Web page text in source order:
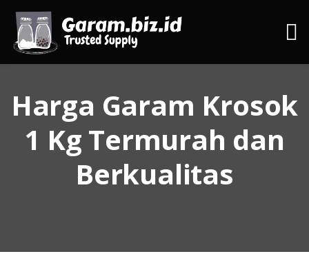
Harga Garam Krosok
1 Kg Termurah dan
Berkualitas